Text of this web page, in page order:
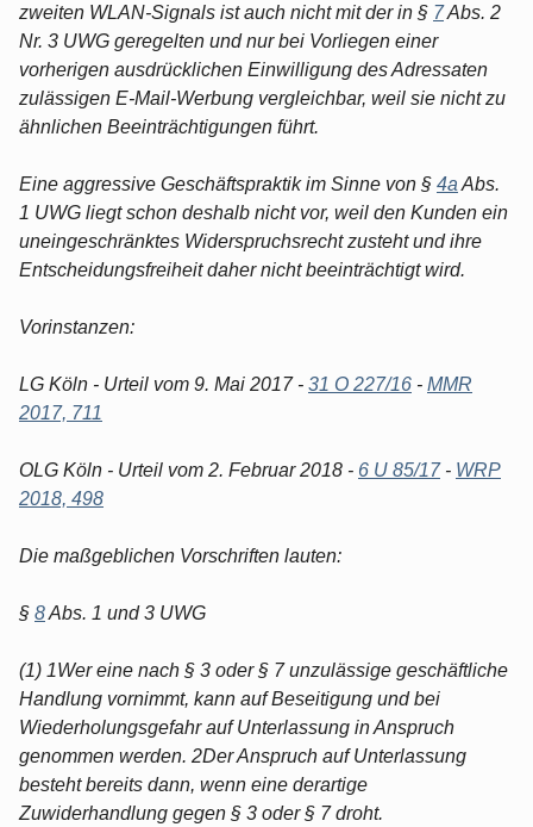
zweiten WLAN-Signals ist auch nicht mit der in § 7Abs. 2
Nr. 3 UWG geregelten und nur bei Vorliegen einer
vorherigen ausdrücklichen Einwilligung des Adressaten
zulässigen E-Mail-Werbung vergleichbar, weil sie nicht zu
ähnlichen Beeinträchtigungen führt.
Eine aggressive Geschäftspraktik im Sinne von § 4a Abs.
1 UWG liegt schon deshalb nicht vor, weil den Kunden ein
uneingeschränktes Widerspruchsrecht zusteht und ihre
Entscheidungsfreiheit daher nicht beeinträchtigt wird.
Vorinstanzen:
LG Köln - Urteil vom 9. Mai 2017 - 31 O 227/16 - MMR
2017, 711
OLG Köln - Urteil vom 2. Februar 2018 - 6 U 85/17- WRP
2018, 498
Die maßgeblichen Vorschriften lauten:
§ 8Abs. 1 und 3 UWG
(1) 1Wer eine nach § 3 oder § 7 unzulässige geschäftliche
Handlung vornimmt, kann auf Beseitigung und bei
Wiederholungsgefahr auf Unterlassung in Anspruch
genommen werden. 2Der Anspruch auf Unterlassung
besteht bereits dann, wenn eine derartige
Zuwiderhandlung gegen § 3 oder § 7 droht.